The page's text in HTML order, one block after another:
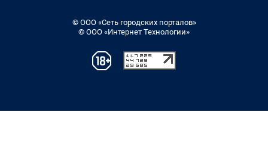
© ООО «Сеть городских порталов»
© ООО «Интернет Технологии»